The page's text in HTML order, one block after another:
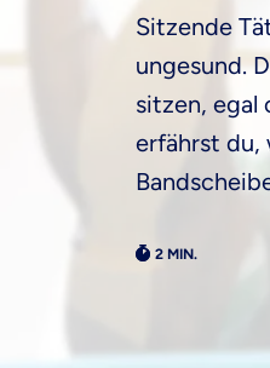
Sitzende
ungesund.
sitzen, egal
erfährst du,